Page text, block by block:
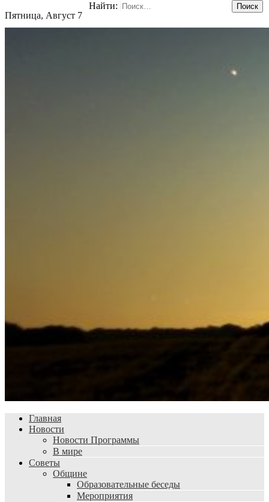
Пятница, Август 7
Найти:
Главная
Новости
Новости Программы
В мире
Советы
Общине
Образовательные беседы
Мероприятия